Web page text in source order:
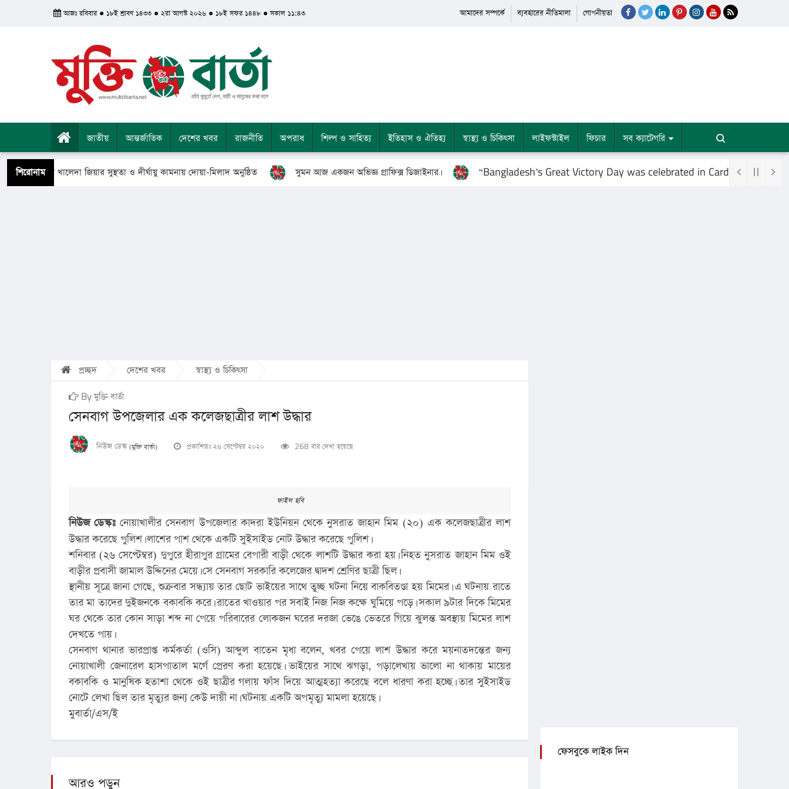
আজঃ রবিবার ● ১৮ই শ্রাবণ ১৪৩৩ ● ২রা আগস্ট ২০২৬ ● ১৮ই সফর ১৪৪৮ ● সকাল ১১:৪৩ আমাদের সম্পর্কে ব্যবহারের নীতিমালা গোপনীয়তা
জাতীয় আন্তর্জাতিক দেশের খবর রাজনীতি অপরাধ শিল্প ও সাহিত্য ইতিহাস ও ঐতিহ্য স্বাস্থ্য ও চিকিৎসা লাইফস্টাইল ফিচার সব ক্যাটেগরি
শিরোনাম
প্রধানমন্ত্রী খালেদা জিয়ার সুস্থতা ও দীর্ঘায়ু কামনায় দোয়া-মিলাদ অনুষ্ঠিত সুমন আজ একজন অভিজ্ঞ গ্রাফিক্স ডিজাইনার। “Bangladesh’s Great Victory Day was celebrated in Cardiff, Britain, at
প্রচ্ছদ দেশের খবর স্বাস্থ্য ও চিকিৎসা
By মুক্তি বার্তা
সেনবাগ উপজেলার এক কলেজছাত্রীর লাশ উদ্ধার
নিউজ ডেস্ক (মুক্তি বার্তা) প্রকাশিতঃ ২৬ সেপ্টেম্বর ২০২০ 268 বার দেখা হয়েছে
ফাইল ছবি
নিউজ ডেস্কঃ নোয়াখালীর সেনবাগ উপজেলার কাদরা ইউনিয়ন থেকে নুসরাত জাহান মিম (২০) এক কলেজছাত্রীর লাশ
উদ্ধার করেছে পুলিশ। লাশের পাশ থেকে একটি সুইসাইড নোট উদ্ধার করেছে পুলিশ।
শনিবার (২৬ সেপ্টেম্বর) দুপুরে হীরাপুর গ্রামের বেপারী বাড়ী থেকে লাশটি উদ্ধার করা হয়। নিহত নুসরাত জাহান মিম ওই
বাড়ীর প্রবাসী জামাল উদ্দিনের মেয়ে। সে সেনবাগ সরকারি কলেজের দ্বাদশ শ্রেণির ছাত্রী ছিল।
স্থানীয় সূত্রে জানা গেছে, শুক্রবার সন্ধ্যায় তার ছোট ভাইয়ের সাথে তুচ্ছ ঘটনা নিয়ে বাকবিতণ্ডা হয় মিমের। এ ঘটনায় রাতে
তার মা তাদের দুইজনকে বকাবকি করে। রাতের খাওয়ার পর সবাই নিজ নিজ কক্ষে ঘুমিয়ে পড়ে। সকাল ৯টার দিকে মিমের
ঘর থেকে তার কোন সাড়া শব্দ না পেয়ে পরিবারের লোকজন ঘরের দরজা ভেঙে ভেতরে গিয়ে ঝুলন্ত অবস্থায় মিমের লাশ
দেখতে পায়।
সেনবাগ থানার ভারপ্রাপ্ত কর্মকর্তা (ওসি) আব্দুল বাতেন মৃধা বলেন, খবর পেয়ে লাশ উদ্ধার করে ময়নাতদন্তের জন্য
নোয়াখালী জেনারেল হাসপাতাল মর্গে প্রেরণ করা হয়েছে। ভাইয়ের সাথে ঝগড়া, পড়ালেখায় ভালো না থাকায় মায়ের
বকাবকি ও মানুষিক হতাশা থেকে ওই ছাত্রীর গলায় ফাঁস দিয়ে আত্মহত্যা করেছে বলে ধারণা করা হচ্ছে। তার সুইসাইড
নোটে লেখা ছিল তার মৃত্যুর জন্য কেউ দায়ী না। ঘটনায় একটি অপমৃত্যু মামলা হয়েছে।
মুবার্তা/এস/ই
আরও পড়ুন
ফেসবুকে লাইক দিন